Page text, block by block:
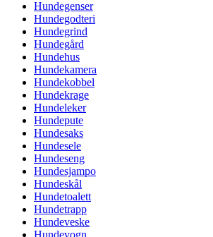
Hundegenser
Hundegodteri
Hundegrind
Hundegård
Hundehus
Hundekamera
Hundekobbel
Hundekrage
Hundeleker
Hundepute
Hundesaks
Hundesele
Hundeseng
Hundesjampo
Hundeskål
Hundetoalett
Hundetrapp
Hundeveske
Hundevogn